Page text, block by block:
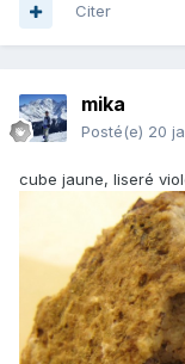
Citer
mika
Posté(e) 20
cube jaune, liseré